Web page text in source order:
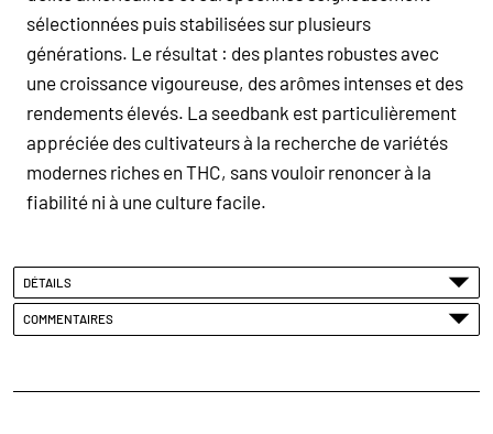
sélectionnées puis stabilisées sur plusieurs
générations. Le résultat : des plantes robustes avec
une croissance vigoureuse, des arômes intenses et des
rendements élevés. La seedbank est particulièrement
appréciée des cultivateurs à la recherche de variétés
modernes riches en THC, sans vouloir renoncer à la
fiabilité ni à une culture facile.
DÉTAILS
COMMENTAIRES